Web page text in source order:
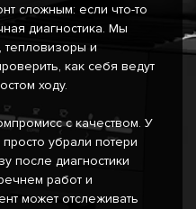
сложным: если что-то
диагностика. Мы
тепловизоры и
как себя ведут
ходу.
с качеством. У
убрали потери
после диагностики
работ и
может отслеживать